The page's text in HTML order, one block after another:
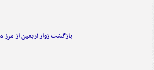
بازگشت زوار اربعین از مرز